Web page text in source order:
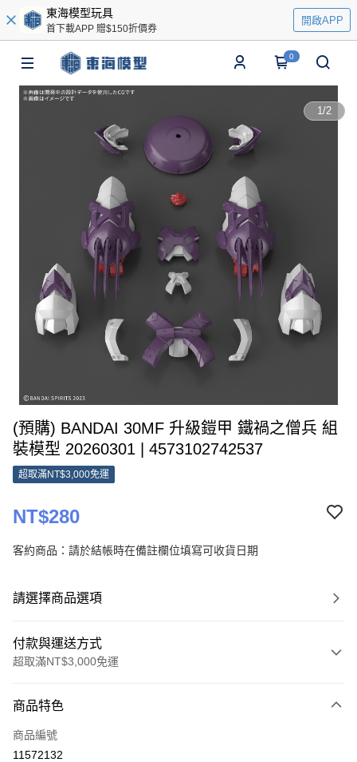
東海模型玩具
首下載APP 贈$150折價券
開啟APP
0
1/2
(預購) BANDAI 30MF 升級鎧甲 鐵禍之僧兵 組
裝模型 20260301 | 4573102742537
超取滿NT$3,000免運
NT$280
客約商品：請於結帳時在備註欄位填寫可收貨日期
請選擇商品選項
付款與運送方式
超取滿NT$3,000免運
信用卡一次付款
超商取貨付款
商品特色
商品編號
11572132